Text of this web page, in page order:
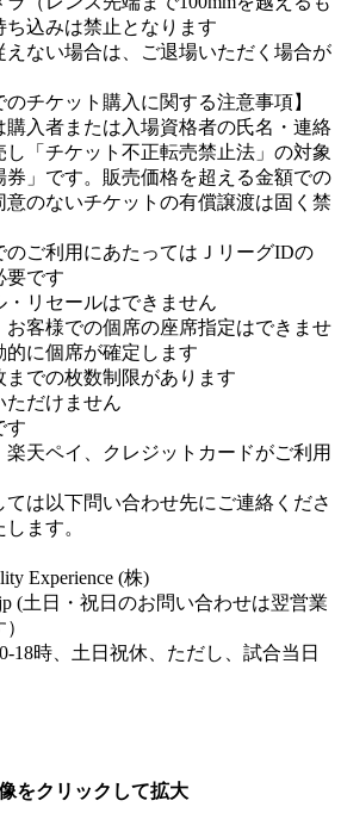
込みは禁止となります
えない場合は、ご退場いただく場合が
のチケット購入に関する注意事項】
購入者または入場資格者の氏名・連絡
「チケット不正転売禁止法」の対象
券」です。販売価格を超える金額での
のないチケットの有償譲渡は固く禁
のご利用にあたってはＪリーグIDの
要です
・リセールはできません
お客様での個席の座席指定はできませ
的に個席が確定します
までの枚数制限があります
ただけません
す
楽天ペイ、クレジットカードがご利用
は以下問い合わせ先にご連絡くださ
ます。
Experience (株)
(土日・祝日のお問い合わせは翌営業
18時、土日祝休、ただし、試合当日
をクリックして拡大